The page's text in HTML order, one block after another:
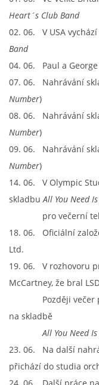
KALENDÁŘ 1967-68
KALENDÁŘ 1969 - 70
KALENDÁŘ 1971 - 79
KALENDÁŘ 1980 -
KONCERTY 1957 - 1964
KONCERTY 1965 - 1969
FOTO - JAK ŠEL ČAS
SPOLUPRÁCE NA
JMENNÝ SLOVNÍK
Heart´s Club Band
02. 06. V USA
Band
04. 06. Paul a
07. 06. Nahrávání
Number)
08. 06. Nahrávání
Number)
09. 06. Nahrávání
Number)
14. 06. V Olympic
skladbuAll You Need
pro večerní
18. 06. Oficiální
Ltd.
19. 06. V rozhovoru
McCartney, že bral
Později večer
na skladbě
All You Need
23. 06. Na další
přichází do studia